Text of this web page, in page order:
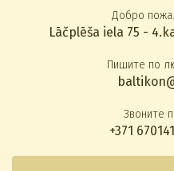
Добро
Lāčplēša iela 75 -
Пишите по
Звоните
+371